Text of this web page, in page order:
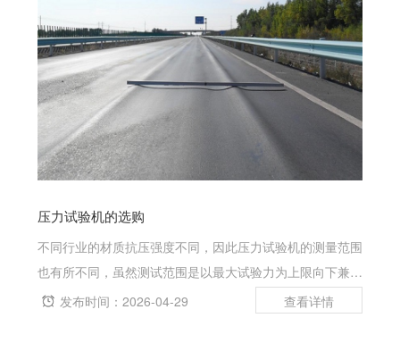
压力试验机的选购
不同行业的材质抗压强度不同，因此压力试验机的测量范围
也有所不同，虽然测试范围是以最大试验力为上限向下兼
容，但是用大量程的设备去测试抗压要求很低的试样，试验
发布时间：2026-04-29